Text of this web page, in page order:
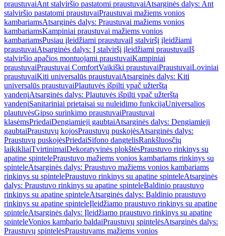
praustuvaiAnt stalviršio pastatomi praustuvaiAtsarginės dalys: Ant
stalviršio pastatomi praustuvaiPraustuvai mažiems vonios
kambariamsAtsarginės dalys: Praustuvai mažiems vonios
kambariamsKampiniai praustuvai mažiems vonios
kambariamsPusiau įleidžiami praustuvaiĮ stalviršį įleidžiami
praustuvaiAtsarginės dalys: Į stalviršį įleidžiami praustuvaiIš
stalviršio apačios montuojami praustuvaiKampiniai
praustuvaiPraustuvai ComfortVaikiški praustuvaiPraustuvaiLoviniai
praustuvaiKiti universalūs praustuvaiAtsarginės dalys: Kiti
universalūs praustuvaiPlautuvės išpilti ypač užterštą
vandenįAtsarginės dalys: Plautuvės išpilti ypač užterštą
vandenįSanitariniai prietaisai su nuleidimo funkcijaUniversalios
plautuvėsGipso surinkimo praustuvaiPraustuvai
klasėmsPriedaiDengiamieji gaubtaiAtsarginės dalys: Dengiamieji
gaubtaiPraustuvų kojosPraustuvų puskojėsAtsarginės dalys:
Praustuvų puskojėsPriedaiSifono dangtelisRankšluosčių
laikikliaiTvirtinimaiDekoratyvinės plokštėsPraustuvo rinkinys su
apatine spintelePraustuvo mažiems vonios kambariams rinkinys su
spinteleAtsarginės dalys: Praustuvo mažiems vonios kambariams
rinkinys su spintelePraustuvo rinkinys su apatine spinteleAtsarginės
dalys: Praustuvo rinkinys su apatine spinteleBaldinio praustuvo
rinkinys su apatine spinteleAtsarginės dalys: Baldinio praustuvo
rinkinys su apatine spinteleĮleidžiamo praustuvo rinkinys su apatine
spinteleAtsarginės dalys: Įleidžiamo praustuvo rinkinys su apatine
spinteleVonios kambario baldaiPraustuvų spintelėsAtsarginės dalys:
Praustuvų spintelėsPraustuvams mažiems vonios